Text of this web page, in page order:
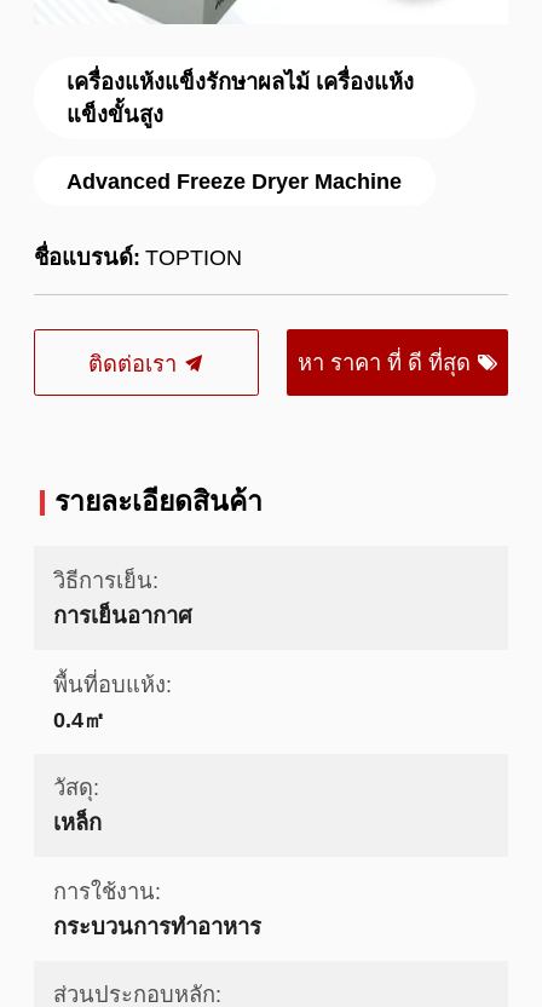
เครื่องแห้งแข็งรักษาผลไม้ เครื่องแห้ง
แข็งขั้นสูง
Advanced Freeze Dryer Machine
ชื่อแบรนด์: TOPTION
ติดต่อเรา หา ราคา ที่ ดี ที่สุด
รายละเอียดสินค้า
วิธีการเย็น:
การเย็นอากาศ
พื้นที่อบแห้ง:
0.4㎡
วัสดุ:
เหล็ก
การใช้งาน:
กระบวนการทำอาหาร
ส่วนประกอบหลัก: